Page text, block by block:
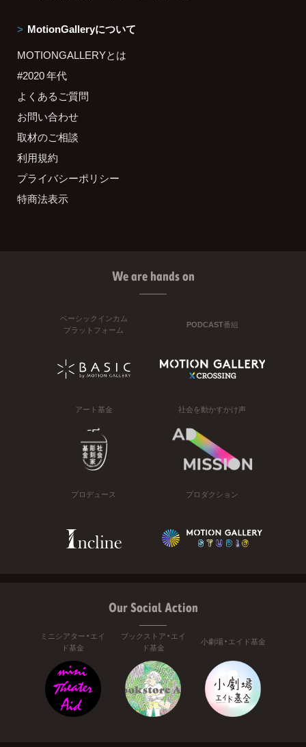
MotionGalleryについて
MOTIONGALLERYとは
#2020 年代
よくあるご質問
お問い合わせ
取材のご相談
利用規約
プライバシーポリシー
特商法表示
We are hands on
ベーシックインカム
プラットフォーム
PODCAST番組
アート基金 社会を動かすかけ声
プロデュース プロダクション
Our Social Action
ミニシアター・エイ
ド基金
ブックストア・エイ
ド基金
小劇場・エイド基金